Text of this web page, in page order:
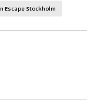
Escape Stockholm